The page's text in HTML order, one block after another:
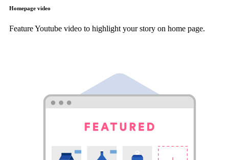
Homepage video
Feature Youtube video to highlight your story on home page.